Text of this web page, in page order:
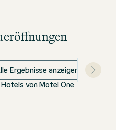
Ergebnisse anzeigen
von Motel One